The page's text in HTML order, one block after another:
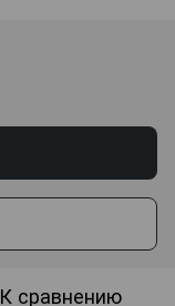
К сравнению